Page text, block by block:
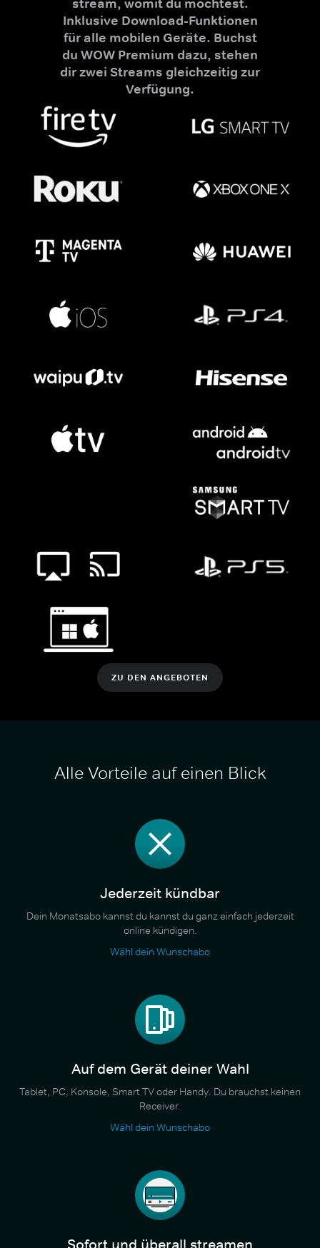
Inklusive Download-Funktionen
für alle mobilen Geräte. Buchst
du WOW Premium dazu, stehen
dir zwei Streams gleichzeitig zur
Verfügung.
ZU DEN ANGEBOTEN
Alle Vorteile auf einen Blick
Jederzeit kündbar
Dein Monatsabo kannst du kannst du ganz einfach jederzeit
online kündigen.
Wähl dein Wunschabo
Auf dem Gerät deiner Wahl
Tablet, PC, Konsole, Smart TV oder Handy. Du brauchst keinen
Receiver.
Wähl dein Wunschabo
Sofort und überall streamen